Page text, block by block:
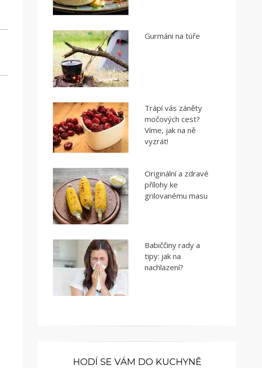
Gurmáni na túře
Trápí vás záněty
močových cest?
Víme, jak na ně
vyzrát!
Originální a zdravé
přílohy ke
grilovanému masu
Babiččiny rady a
tipy: jak na
nachlazení?
HODÍ SE VÁM DO KUCHYNĚ